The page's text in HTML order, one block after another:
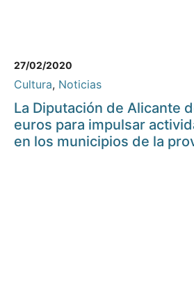
27/02/2020
Cultura, Noticias
La Diputación de Alicante
euros para impulsar
en los municipios de la